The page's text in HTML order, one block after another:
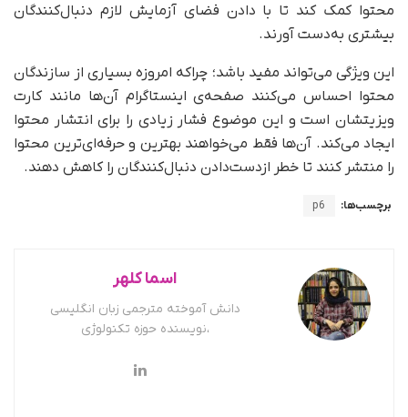
محتوا کمک کند تا با دادن فضای آزمایش لازم دنبال‌کنندگان
بیشتری به‌دست آورند.
این ویژگی می‌تواند مفید باشد؛ چراکه امروزه بسیاری از سازندگان
محتوا احساس می‌کنند صفحه‌ی اینستاگرام آن‌ها مانند کارت
ویزیتشان است و این موضوع فشار زیادی را برای انتشار محتوا
ایجاد می‌کند. آن‌ها فقط می‌خواهند بهترین و حرفه‌ای‌ترین محتوا
را منتشر کنند تا خطر از‌دست‌دادن دنبال‌کنندگان را کاهش دهند.
برچسب‌ها: p6
اسما کلهر
دانش آموخته مترجمی زبان انگلیسی
،نویسنده حوزه تکنولوژی